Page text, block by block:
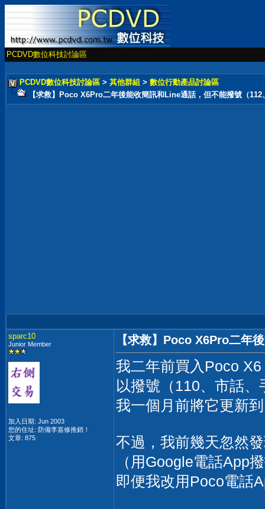
PCDVD數位科技討論區
PCDVD數位科技討論區 > 其他群組 > 數位行動產品討論區
【求救】Poco X6Pro二年後能收簡訊和Line通話，但不能撥號（112
sparc10
Junior Member
加入日期: Jun 2003
您的住址: 防備李嘉修推銷！
文章: 875
【求救】Poco X6Pro二年
我二年前買入Poco
以撥號（110、市話
我一個月前將它更新
不過，我前幾天忽然
（用Google電話App
即便我改用Poco電話